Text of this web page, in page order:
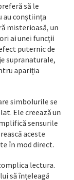
să le
au conștiința
misterioasă, un
ai unei funcții
puternic de
supranaturale,
apariția
simbolurile se
Ele creează un
sensurile
aceste
în mod direct.
lectura.
să înțeleagă